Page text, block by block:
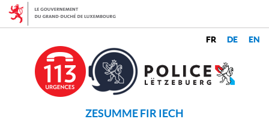
Aller
Aller
ZESUMME FIR IECH
LANGUE